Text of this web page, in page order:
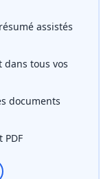
assistés
dans tous vos
documents